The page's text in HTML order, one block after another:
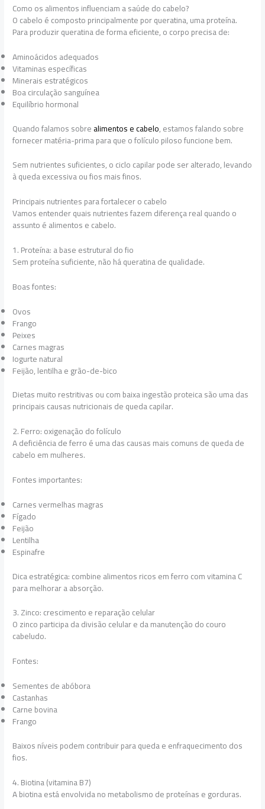
Como os alimentos influenciam a saúde do cabelo?
O cabelo é composto principalmente por queratina, uma proteína.
Para produzir queratina de forma eficiente, o corpo precisa de:
Aminoácidos adequados
Vitaminas específicas
Minerais estratégicos
Boa circulação sanguínea
Equilíbrio hormonal
Quando falamos sobrealimentos e cabelo, estamos falando sobre
fornecer matéria-prima para que o folículo piloso funcione bem.
Sem nutrientes suficientes, o ciclo capilar pode ser alterado, levando
à queda excessiva ou fios mais finos.
Principais nutrientes para fortalecer o cabelo
Vamos entender quais nutrientes fazem diferença real quando o
assunto é alimentos e cabelo.
1. Proteína: a base estrutural do fio
Sem proteína suficiente, não há queratina de qualidade.
Boas fontes:
Ovos
Frango
Peixes
Carnes magras
Iogurte natural
Feijão, lentilha e grão-de-bico
Dietas muito restritivas ou com baixa ingestão proteica são uma das
principais causas nutricionais de queda capilar.
2. Ferro: oxigenação do folículo
A deficiência de ferro é uma das causas mais comuns de queda de
cabelo em mulheres.
Fontes importantes:
Carnes vermelhas magras
Fígado
Feijão
Lentilha
Espinafre
Dica estratégica: combine alimentos ricos em ferro com vitamina C
para melhorar a absorção.
3. Zinco: crescimento e reparação celular
O zinco participa da divisão celular e da manutenção do couro
cabeludo.
Fontes:
Sementes de abóbora
Castanhas
Carne bovina
Frango
Baixos níveis podem contribuir para queda e enfraquecimento dos
fios.
4. Biotina (vitamina B7)
A biotina está envolvida no metabolismo de proteínas e gorduras.